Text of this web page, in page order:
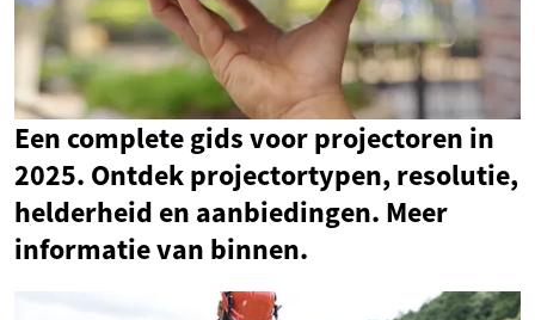
Een complete gids voor projectoren in
2025. Ontdek projectortypen, resolutie,
helderheid en aanbiedingen. Meer
informatie van binnen.